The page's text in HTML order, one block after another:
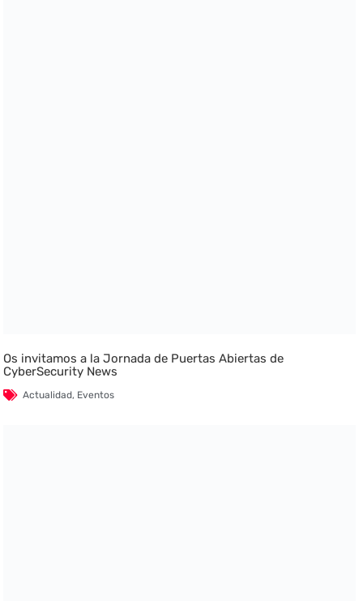
Os invitamos a la Jornada de Puertas Abiertas de
CyberSecurity News
Actualidad, Eventos